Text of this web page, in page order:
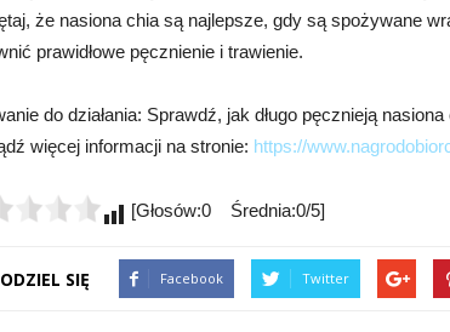
że nasiona chia są najlepsze, gdy są spożywane
prawidłowe pęcznienie i trawienie.
do działania: Sprawdź, jak długo pęcznieją
więcej informacji na stronie: https://
[Głosów:0 Średnia:0/5]
SIĘ Facebook Twitter